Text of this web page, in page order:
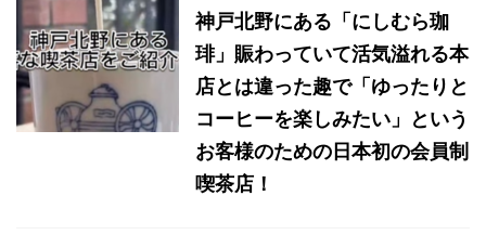
神戸北野にある「にしむら珈
琲」賑わっていて活気溢れる本
店とは違った趣で「ゆったりと
コーヒーを楽しみたい」という
お客様のための日本初の会員制
喫茶店！